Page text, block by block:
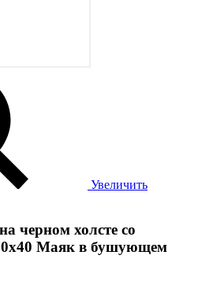
Увеличить
черном холсте со
Маяк в бушующем